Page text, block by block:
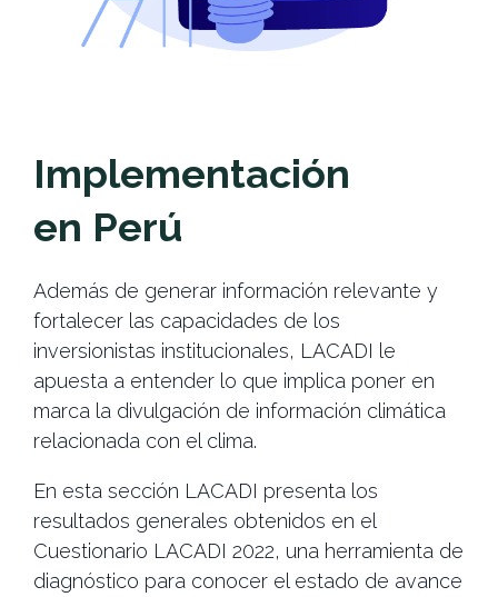
Implementación
en Perú
Además de generar información relevante y
fortalecer las capacidades de los
inversionistas institucionales, LACADI le
apuesta a entender lo que implica poner en
marca la divulgación de información climática
relacionada con el clima.
En esta sección LACADI presenta los
resultados generales obtenidos en el
Cuestionario LACADI 2022, una herramienta de
diagnóstico para conocer el estado de avance